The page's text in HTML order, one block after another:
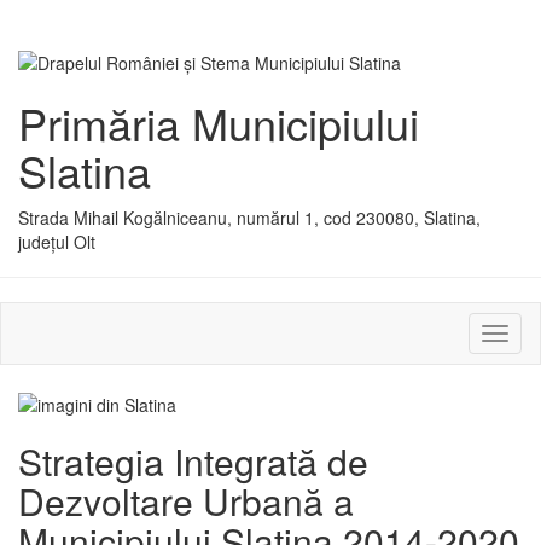
Primăria Municipiului
Slatina
Strada Mihail Kogălniceanu, numărul 1, cod 230080, Slatina,
județul Olt
sau
Strategia Integrată de
Dezvoltare Urbană a